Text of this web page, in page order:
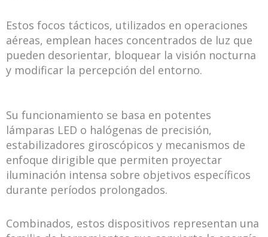
Estos focos tácticos, utilizados en operaciones
aéreas, emplean haces concentrados de luz que
pueden desorientar, bloquear la visión nocturna
y modificar la percepción del entorno.
Su funcionamiento se basa en potentes
lámparas LED o halógenas de precisión,
estabilizadores giroscópicos y mecanismos de
enfoque dirigible que permiten proyectar
iluminación intensa sobre objetivos específicos
durante períodos prolongados.
Combinados, estos dispositivos representan una